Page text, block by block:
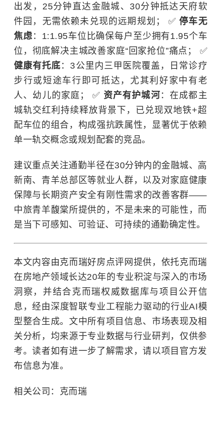
出发，25分钟直达金融城、30分钟抵达天府软
件园，无需依赖未兑现的远期规划； ✅停车无
焦虑 ：1:1.95车位比确保每户至少拥有1.95个车
位，彻底解决主城改善家庭“回家抢位”痛点； ✅
健康有托底 ：3公里内三甲医院覆盖，日常诊疗
步行或短途车行即可抵达，尤其利好家中有老
人、幼儿的家庭；✅ 资产有护城河 ：在成都主
城轨交红利持续释放背景下，已兑现双地铁+超
配车位的组合，构成强抗跌属性，显著优于依赖
单一轨交概念或规划配套的竞品。
建议重点关注通勤半径在30分钟内的金融城、高
新南、青羊总部区等就业人群，以及对家庭健康
保障与长期资产安全有刚性需求的改善客群——
中旅青羊馥棠所提供的，不是未来的可能性，而
是当下可感知、可验证、可持续的通勤确定性。
本文内容由克而瑞好房点评网提供，依托克而瑞
在房地产领域长达20年的专业积淀与深入的市场
洞察，并结合克而瑞权威数据库与项目公开信
息，经由深度智联专业工程能力驱动的行业AI模
型整合生成。文中所有项目信息、市场表现及相
关分析，均来源于专业数据与行业研判，仅供参
考。读者如有进一步了解需求，请以项目官方发
布信息为准。
相关公司：克而瑞